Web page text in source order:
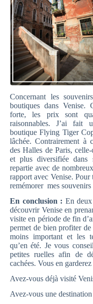
Concernant les
boutiques dans Venise.
forte, les prix sont
raisonnables. J’ai fait
boutique Flying Tiger
lâchée. Contrairement à
des Halles de Paris,
et plus diversifiée dans
repartie avec de
rapport avec Venise.
remémorer mes souvenirs
En conclusion : En
découvrir Venise en
visite en période de fin
permet de bien profiter
moins important et les
qu’en été. Je vous
petites ruelles afin de
cachées. Vous en
Avez-vous déjà visité
Avez-vous une